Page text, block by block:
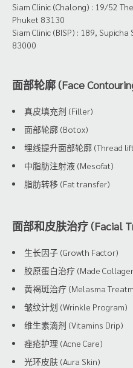
Siam Clinic (Chalong) : 19/52
Phuket 83130
Siam Clinic (BISP) : 189,
83000
面部轮廓 (Face
真皮填充剂 (Filler)
面部轮廓 (Botox)
埋线提升面部轮廓 (Thread
中脂肪注射液 (Mesofat)
脂肪转移 (Fat transfer)
面部和皮肤治疗 (Facial
生长因子 (Growth Factor)
胶原蛋白治疗 (Made
黄褐斑治疗 (Melasma
皱纹计划 (Wrinkle Program)
维生素滴剂 (Vitamins Drip)
痤疮护理 (Acne Care)
光环皮肤 (Aura Skin)